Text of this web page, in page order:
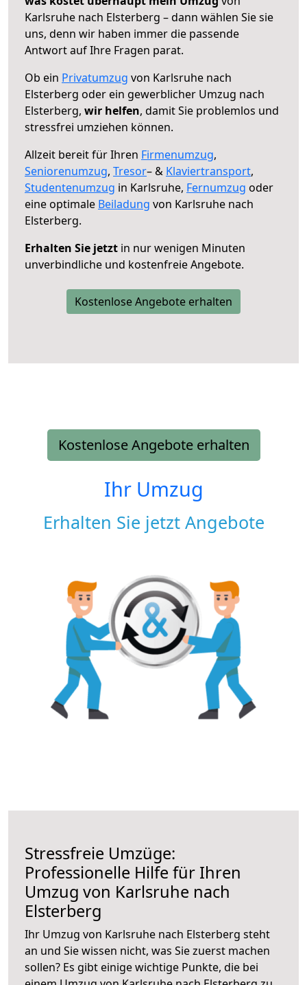
Karlsruhe nach Elsterberg – dann wählen Sie sie
uns, denn wir haben immer die passende
Antwort auf Ihre Fragen parat.
Ob ein Privatumzug von Karlsruhe nach
Elsterberg oder ein gewerblicher Umzug nach
Elsterberg, wir helfen, damit Sie problemlos und
stressfrei umziehen können.
Allzeit bereit für Ihren Firmenumzug,
Seniorenumzug, Tresor– & Klaviertransport,
Studentenumzug in Karlsruhe, Fernumzug oder
eine optimale Beiladung von Karlsruhe nach
Elsterberg.
Erhalten Sie jetzt in nur wenigen Minuten
unverbindliche und kostenfreie Angebote.
Kostenlose Angebote erhalten
Kostenlose Angebote erhalten
Ihr Umzug
Erhalten Sie jetzt Angebote
Stressfreie Umzüge:
Professionelle Hilfe für Ihren
Umzug von Karlsruhe nach
Elsterberg
Ihr Umzug von Karlsruhe nach Elsterberg steht
an und Sie wissen nicht, was Sie zuerst machen
sollen? Es gibt einige wichtige Punkte, die bei